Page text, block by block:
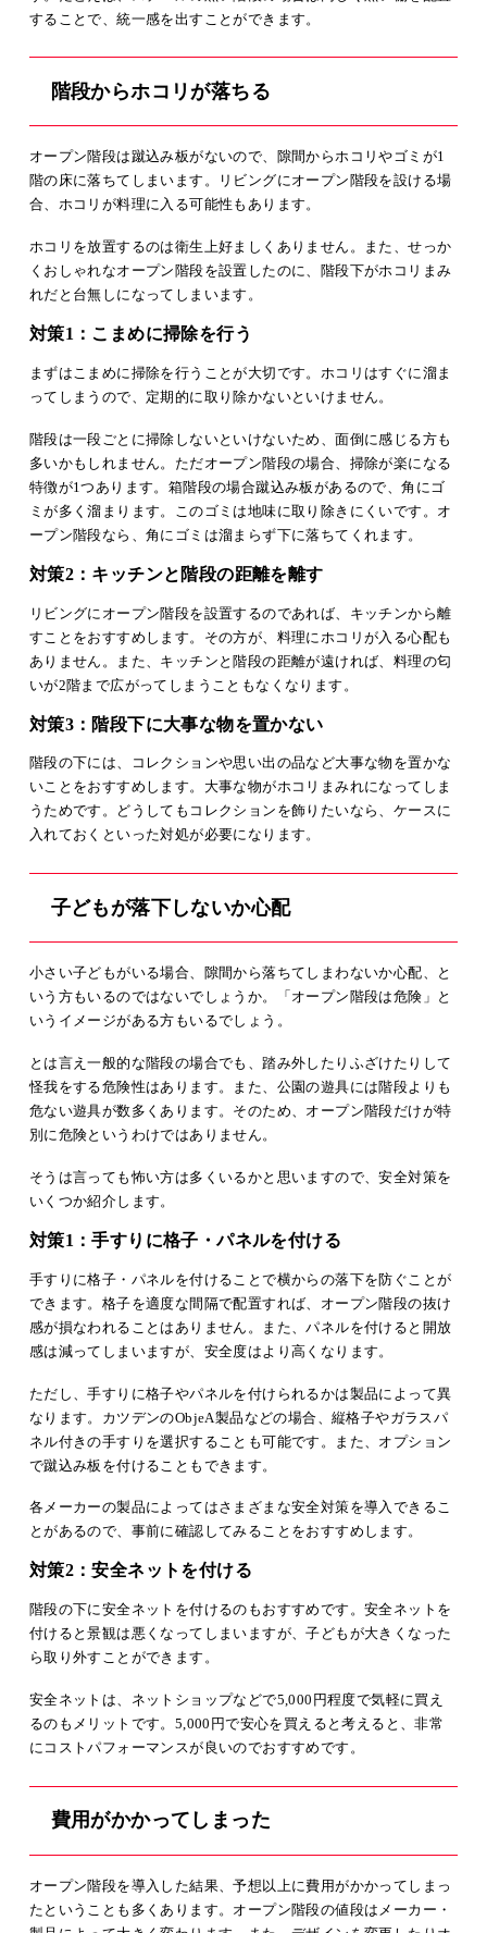
することで、統一感を出すことができます。
階段からホコリが落ちる
オープン階段は蹴込み板がないので、隙間からホコリやゴミが1
階の床に落ちてしまいます。リビングにオープン階段を設ける場
合、ホコリが料理に入る可能性もあります。
ホコリを放置するのは衛生上好ましくありません。また、せっか
くおしゃれなオープン階段を設置したのに、階段下がホコリまみ
れだと台無しになってしまいます。
対策1：こまめに掃除を行う
まずはこまめに掃除を行うことが大切です。ホコリはすぐに溜ま
ってしまうので、定期的に取り除かないといけません。
階段は一段ごとに掃除しないといけないため、面倒に感じる方も
多いかもしれません。ただオープン階段の場合、掃除が楽になる
特徴が1つあります。箱階段の場合蹴込み板があるので、角にゴ
ミが多く溜まります。このゴミは地味に取り除きにくいです。オ
ープン階段なら、角にゴミは溜まらず下に落ちてくれます。
対策2：キッチンと階段の距離を離す
リビングにオープン階段を設置するのであれば、キッチンから離
すことをおすすめします。その方が、料理にホコリが入る心配も
ありません。また、キッチンと階段の距離が遠ければ、料理の匂
いが2階まで広がってしまうこともなくなります。
対策3：階段下に大事な物を置かない
階段の下には、コレクションや思い出の品など大事な物を置かな
いことをおすすめします。大事な物がホコリまみれになってしま
うためです。どうしてもコレクションを飾りたいなら、ケースに
入れておくといった対処が必要になります。
子どもが落下しないか心配
小さい子どもがいる場合、隙間から落ちてしまわないか心配、と
いう方もいるのではないでしょうか。「オープン階段は危険」と
いうイメージがある方もいるでしょう。
とは言え一般的な階段の場合でも、踏み外したりふざけたりして
怪我をする危険性はあります。また、公園の遊具には階段よりも
危ない遊具が数多くあります。そのため、オープン階段だけが特
別に危険というわけではありません。
そうは言っても怖い方は多くいるかと思いますので、安全対策を
いくつか紹介します。
対策1：手すりに格子・パネルを付ける
手すりに格子・パネルを付けることで横からの落下を防ぐことが
できます。格子を適度な間隔で配置すれば、オープン階段の抜け
感が損なわれることはありません。また、パネルを付けると開放
感は減ってしまいますが、安全度はより高くなります。
ただし、手すりに格子やパネルを付けられるかは製品によって異
なります。カツデンのObjeA製品などの場合、縦格子やガラスパ
ネル付きの手すりを選択することも可能です。また、オプション
で蹴込み板を付けることもできます。
各メーカーの製品によってはさまざまな安全対策を導入できるこ
とがあるので、事前に確認してみることをおすすめします。
対策2：安全ネットを付ける
階段の下に安全ネットを付けるのもおすすめです。安全ネットを
付けると景観は悪くなってしまいますが、子どもが大きくなった
ら取り外すことができます。
安全ネットは、ネットショップなどで5,000円程度で気軽に買え
るのもメリットです。5,000円で安心を買えると考えると、非常
にコストパフォーマンスが良いのでおすすめです。
費用がかかってしまった
オープン階段を導入した結果、予想以上に費用がかかってしまっ
たということも多くあります。オープン階段の値段はメーカー・